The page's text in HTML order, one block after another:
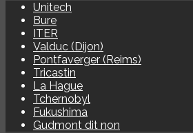
Unitech
Bure
ITER
Valduc (Dijon)
Pontfaverger (Reims)
Tricastin
La Hague
Tchernobyl
Fukushima
Gudmont dit non